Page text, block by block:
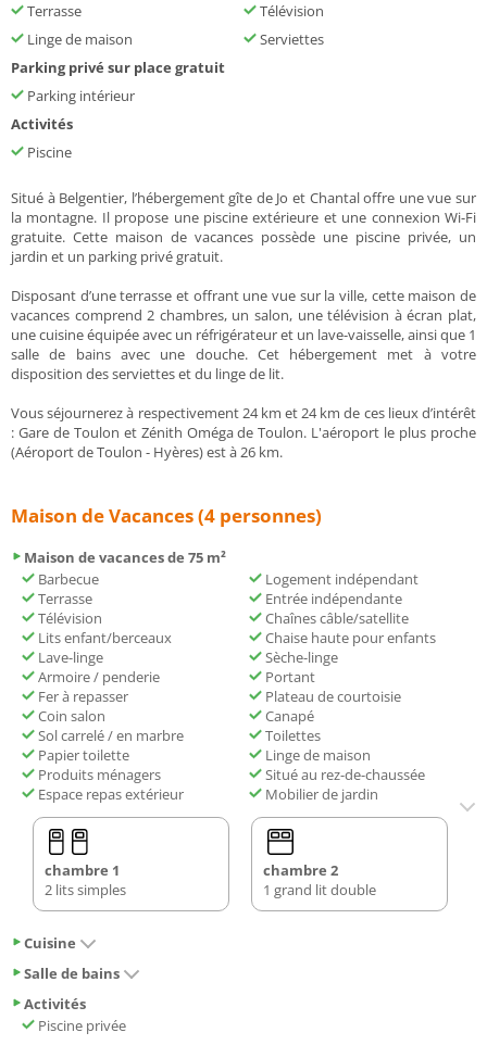
Terrasse
Télévision
Linge de maison
Serviettes
Parking privé sur place gratuit
Parking intérieur
Activités
Piscine
Situé à Belgentier, l’hébergement gîte de Jo et Chantal offre une vue sur
la montagne. Il propose une piscine extérieure et une connexion Wi-Fi
gratuite. Cette maison de vacances possède une piscine privée, un
jardin et un parking privé gratuit.
Disposant d’une terrasse et offrant une vue sur la ville, cette maison de
vacances comprend 2 chambres, un salon, une télévision à écran plat,
une cuisine équipée avec un réfrigérateur et un lave-vaisselle, ainsi que 1
salle de bains avec une douche. Cet hébergement met à votre
disposition des serviettes et du linge de lit.
Vous séjournerez à respectivement 24 km et 24 km de ces lieux d’intérêt
: Gare de Toulon et Zénith Oméga de Toulon. L'aéroport le plus proche
(Aéroport de Toulon - Hyères) est à 26 km.
Maison de Vacances (4 personnes)
Maison de vacances de 75 m²
Barbecue
Logement indépendant
Terrasse
Entrée indépendante
Télévision
Chaînes câble/satellite
Lits enfant/berceaux
Chaise haute pour enfants
Lave-linge
Sèche-linge
Armoire / penderie
Portant
Fer à repasser
Plateau de courtoisie
Coin salon
Canapé
Sol carrelé / en marbre
Toilettes
Papier toilette
Linge de maison
Produits ménagers
Situé au rez-de-chaussée
Espace repas extérieur
Mobilier de jardin
chambre 1
2 lits simples
chambre 2
1 grand lit double
Cuisine
Salle de bains
Activités
Piscine privée